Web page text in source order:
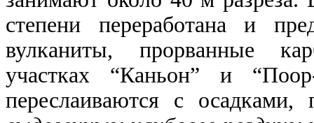
степени переработана и
вулканиты, прорванные
участках “Каньон” и
переслаиваются с